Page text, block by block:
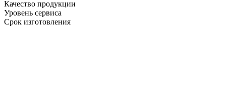
Качество продукции
Уровень сервиса
Срок изготовления